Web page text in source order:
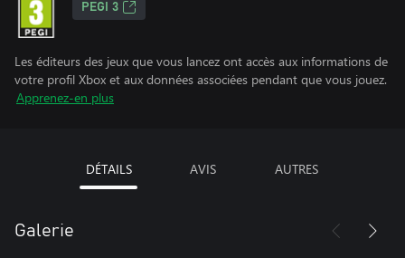
PEGI 3
Les éditeurs des jeux que vous lancez ont accès aux informations de
votre profil Xbox et aux données associées pendant que vous jouez.
Apprenez-en plus
DÉTAILS AVIS AUTRES
Galerie